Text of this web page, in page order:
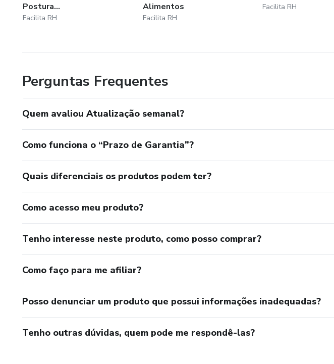
Postura...
Facilita RH
Alimentos
Facilita RH
Facilita RH
Perguntas Frequentes
Quem avaliou Atualização semanal?
Como funciona o “Prazo de Garantia”?
Quais diferenciais os produtos podem ter?
Como acesso meu produto?
Tenho interesse neste produto, como posso comprar?
Como faço para me afiliar?
Posso denunciar um produto que possui informações inadequadas?
Tenho outras dúvidas, quem pode me respondê-las?